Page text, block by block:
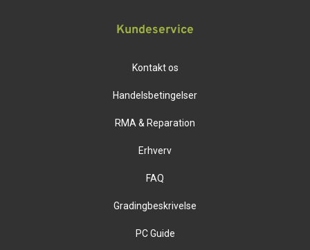
Kundeservice
Kontakt os
Handelsbetingelser
RMA & Reparation
Erhverv
FAQ
Gradingbeskrivelse
PC Guide